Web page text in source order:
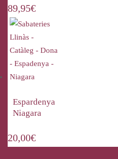
89,95€
Espardenya
Niagara
20,00€